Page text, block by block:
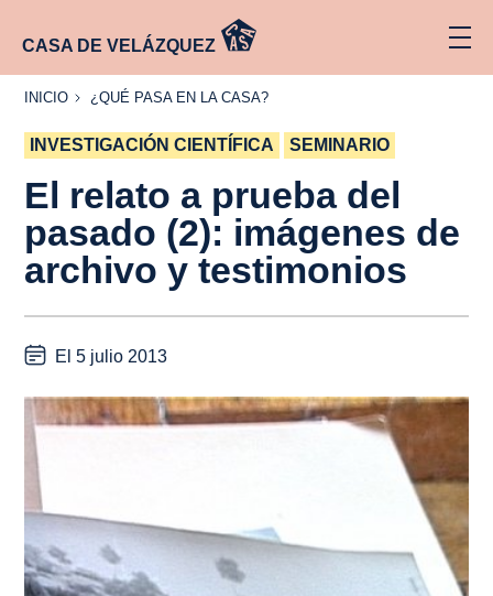
CASA DE VELÁZQUEZ
INICIO
INICIO
¿QUÉ
CASA?
¿QUÉ PASA EN LA CASA?
INVESTIGACIÓN CIENTÍFICA SEMINARIO
El relato a prueba del
pasado (2): imágenes de
archivo y testimonios
El 5 julio 2013